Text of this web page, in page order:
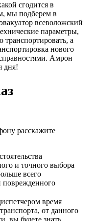
сгодится в
мы подберем в
всеволожский
параметры,
транспортировать, а
нового
Амрон
дня!
расскажите
и точного выбора
всего
поврежденного
время
от данного
вы будете знать,